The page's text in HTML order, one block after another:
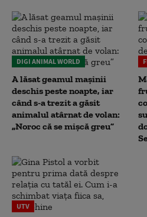
DIGI ANIMAL WORLD
A lăsat geamul mașinii
deschis peste noapte, iar
când s-a trezit a găsit
animalul atârnat de volan:
„Noroc că se mișcă greu”
UTV